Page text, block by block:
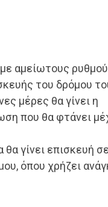
αμείωτους
του δρόμου
μέρες θα γίνει η
που θα φτάνει
θα γίνει επισκευή
όπου χρήζει